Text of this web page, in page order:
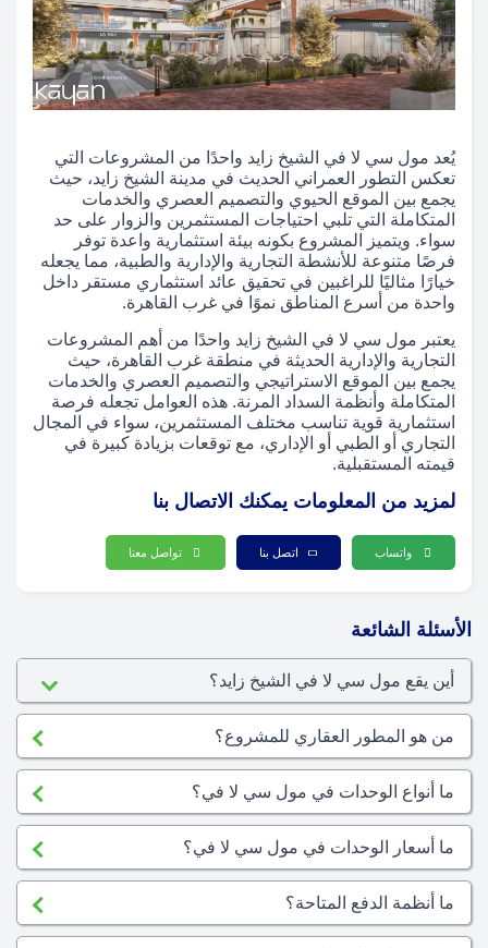
يُعد مول سي لا في الشيخ زايد واحدًا من المشروعات التي
تعكس التطور العمراني الحديث في مدينة الشيخ زايد، حيث
يجمع بين الموقع الحيوي والتصميم العصري والخدمات
المتكاملة التي تلبي احتياجات المستثمرين والزوار على حد
سواء. ويتميز المشروع بكونه بيئة استثمارية واعدة توفر
فرصًا متنوعة للأنشطة التجارية والإدارية والطبية، مما يجعله
خيارًا مثاليًا للراغبين في تحقيق عائد استثماري مستقر داخل
واحدة من أسرع المناطق نموًا في غرب القاهرة.
يعتبر مول سي لا في الشيخ زايد واحدًا من أهم المشروعات
التجارية والإدارية الحديثة في منطقة غرب القاهرة، حيث
يجمع بين الموقع الاستراتيجي والتصميم العصري والخدمات
المتكاملة وأنظمة السداد المرنة. هذه العوامل تجعله فرصة
استثمارية قوية تناسب مختلف المستثمرين، سواء في المجال
التجاري أو الطبي أو الإداري، مع توقعات بزيادة كبيرة في
قيمته المستقبلية.
لمزيد من المعلومات يمكنك الاتصال بنا
واتساب اتصل بنا تواصل معنا
الأسئلة الشائعة
أين يقع مول سي لا في الشيخ زايد؟
من هو المطور العقاري للمشروع؟
ما أنواع الوحدات في مول سي لا في؟
ما أسعار الوحدات في مول سي لا في؟
ما أنظمة الدفع المتاحة؟